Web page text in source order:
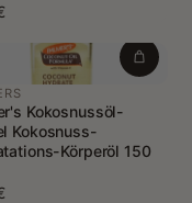
Kokosnussöl-
Kokosnuss-
Körperöl 150